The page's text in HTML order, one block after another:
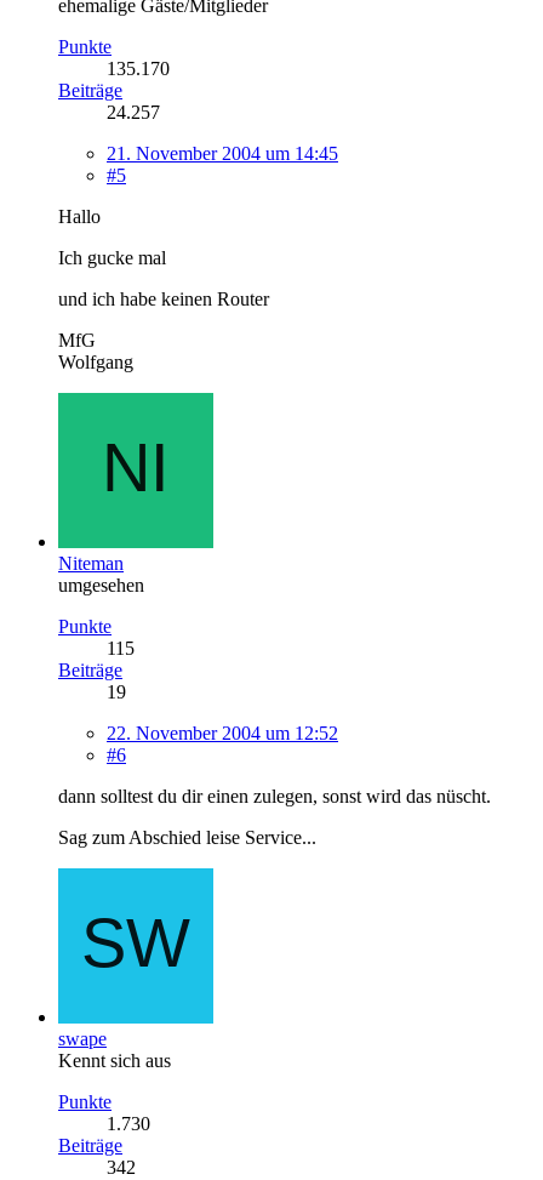
ehemalige Gäste/Mitglieder
Punkte
135.170
Beiträge
24.257
21. November 2004 um 14:45
#5
Hallo
Ich gucke mal
und ich habe keinen Router
MfG
Wolfgang
Niteman
umgesehen
Punkte
115
Beiträge
19
22. November 2004 um 12:52
#6
dann solltest du dir einen zulegen, sonst wird das nüscht.
Sag zum Abschied leise Service...
swape
Kennt sich aus
Punkte
1.730
Beiträge
342